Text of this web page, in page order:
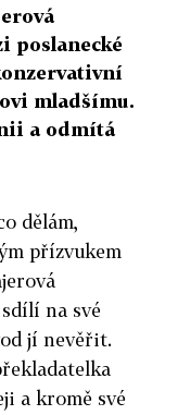
poslanecké
mladšímu.
a odmítá
dělám,
přízvukem
na své
jí nevěřit.
a kromě své